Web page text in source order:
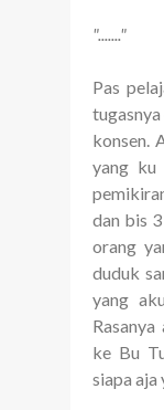
"......."
Pas
konsen.
yang ku
dan bis
orang
duduk
yang
ke Bu
siapa aja